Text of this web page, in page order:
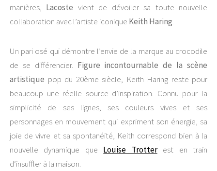
manières, Lacoste vient de dévoiler sa toute nouvelle
collaboration avec l’artiste iconique Keith Haring.
Un pari osé qui démontre l’envie de la marque au crocodile
de se différencier. Figure incontournable de la scène
artistique pop du 20ème siècle, Keith Haring reste pour
beaucoup une réelle source d’inspiration. Connu pour la
simplicité de ses lignes, ses couleurs vives et ses
personnages en mouvement qui expriment son énergie, sa
joie de vivre et sa spontanéité, Keith correspond bien à la
nouvelle dynamique que Louise Trotterest en train
d’insuffler à la maison.